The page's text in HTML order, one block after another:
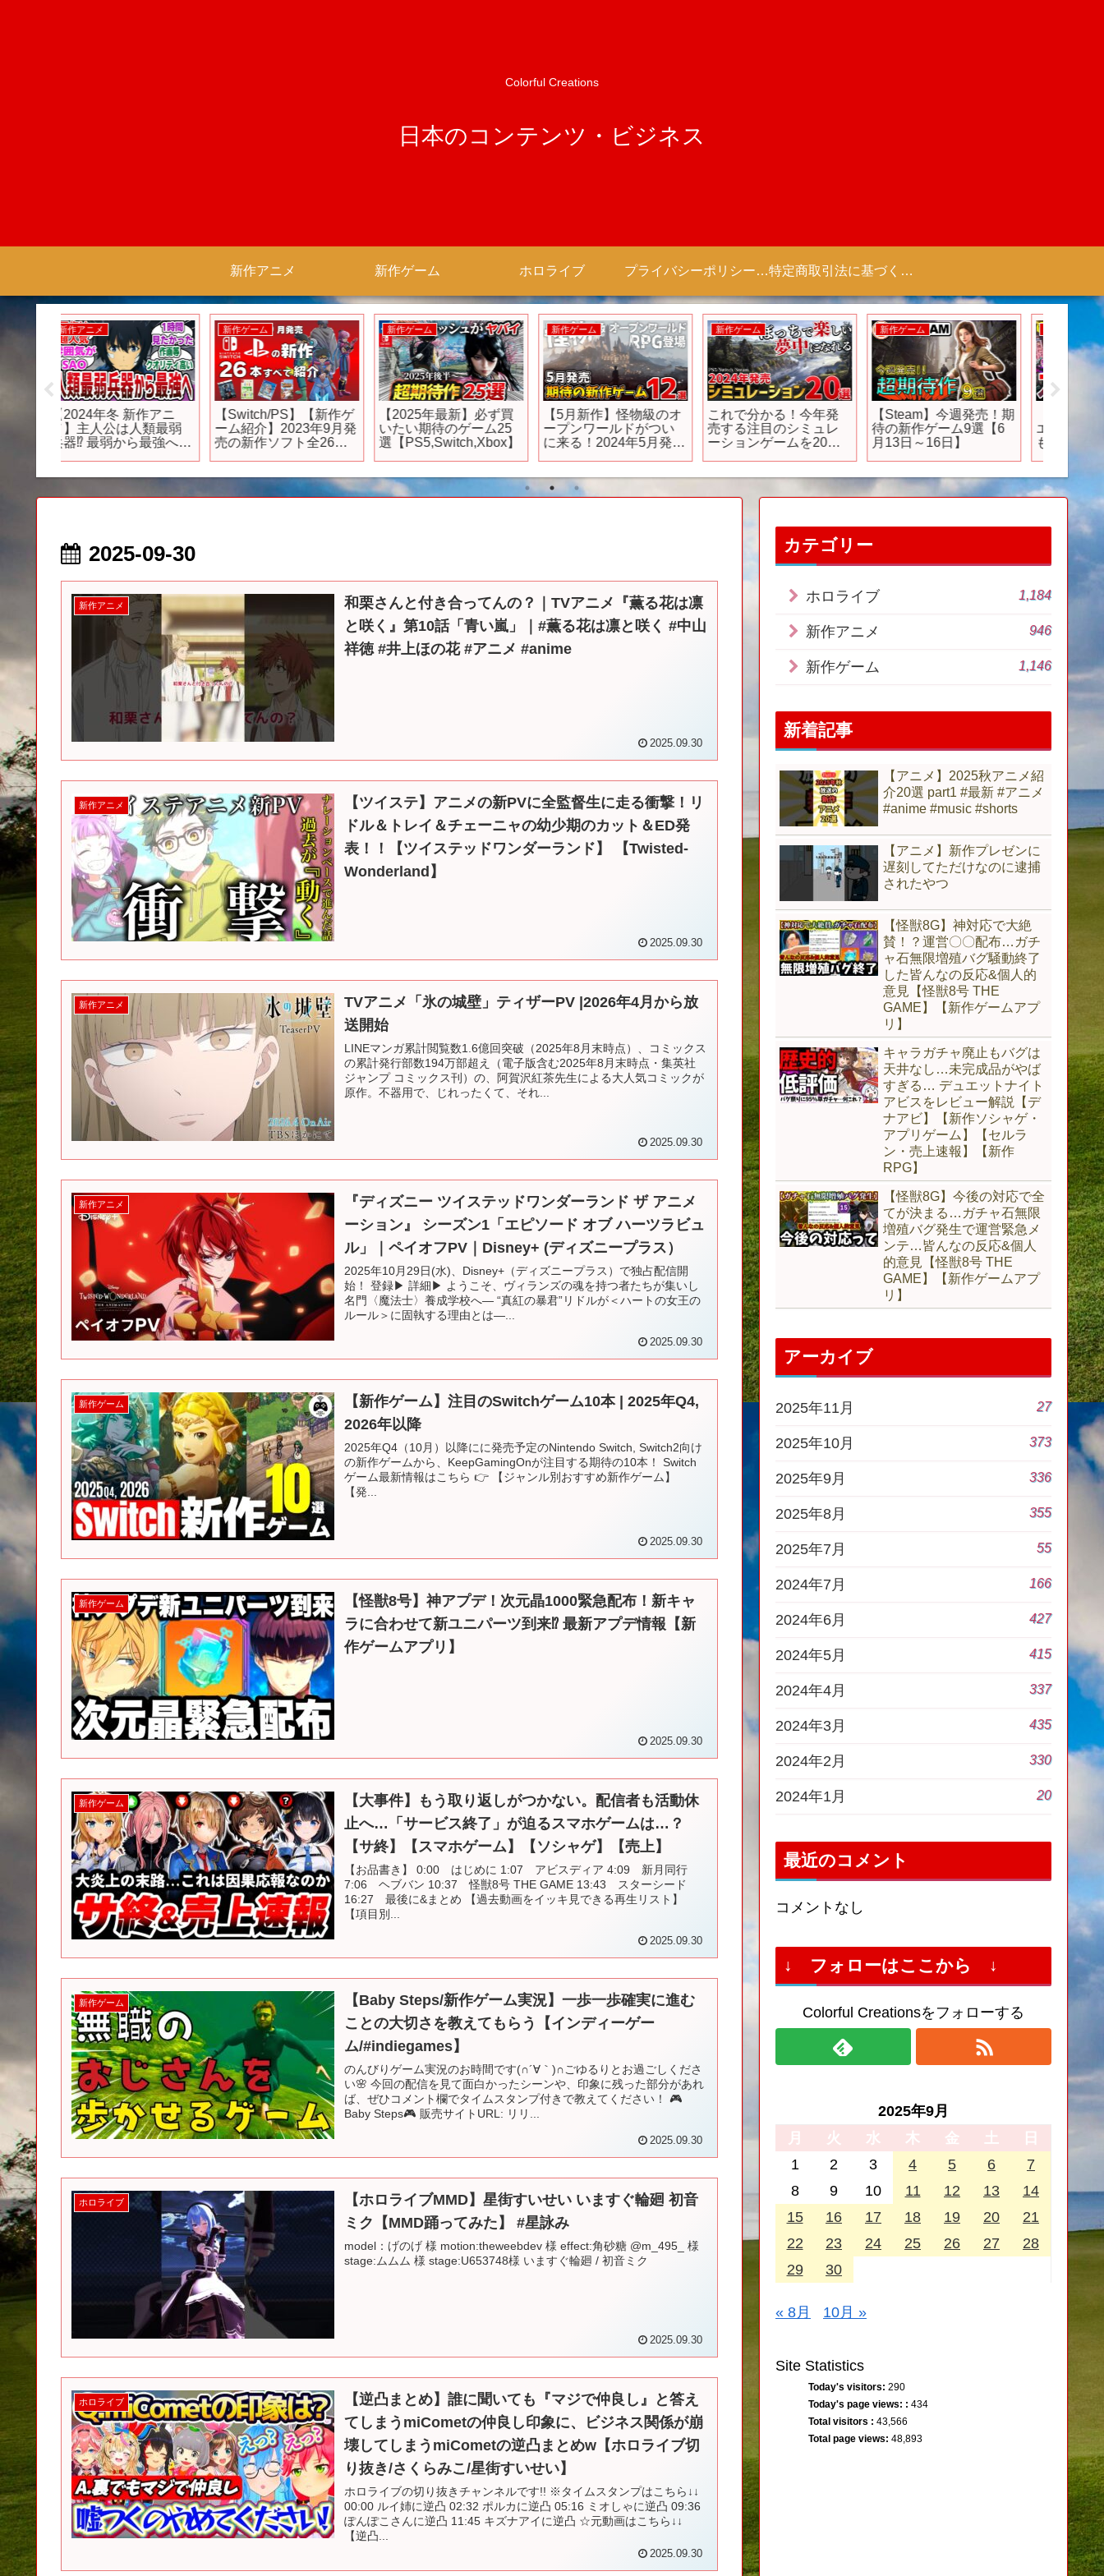
Colorful Creations
日本のコンテンツ・ビジネス
新作アニメ 新作ゲーム ホロライブ プライバシーポリシー 【Colorful Creation】 特定商取引法に基づく表記（商取引に関する開示）
新作ゲーム
【※辛口・失笑】スク
エニの最新作がとんで
もない特級呪物に【サ
新作アニメ
【公式_1話】TVアニメ
「新米オッサン冒険
者、最強パーティに死
新作アニメ
【ノンクレジットOP映
像】TVアニメ「じいさ
んばあさん若返る」｜
ちゃん」
新作アニメ
何でもBling-Bang-
Bang-Bornみたいに言う
やつ【アニメ】【コン
新作アニメ
TVアニメ「ヴァンパイ
ア男子寮」本PV【2024
年4月7日（日）より放
新作アニメ
アニメのあだ名がヤバ
すぎる【おすすめアニ
メ】【ブルーロック】
ムに関
2025-09-30
新作アニメ
和栗さんと付き合ってんの？｜TVアニメ『薫る花は凛
と咲く』第10話「青い嵐」｜#薫る花は凛と咲く #中山
祥徳 #井上ほの花 #アニメ #anime
2025.09.30
新作アニメ
【ツイステ】アニメの新PVに全監督生に走る衝撃！リ
ドル＆トレイ＆チェーニャの幼少期のカット＆ED発
表！！【ツイステッドワンダーランド】 【Twisted-
Wonderland】
2025.09.30
新作アニメ
TVアニメ「氷の城壁」ティザーPV |2026年4月から放
送開始
LINEマンガ累計閲覧数1.6億回突破（2025年8月末時点）、コミックス
の累計発行部数194万部超え（電子版含む2025年8月末時点・集英社
ジャンプ コミックス刊）の、阿賀沢紅茶先生による大人気コミックが
原作。不器用で、じれったくて、それ...
2025.09.30
新作アニメ
『ディズニー ツイステッドワンダーランド ザ アニメ
ーション』 シーズン1「エピソード オブ ハーツラビュ
ル」｜ペイオフPV｜Disney+ (ディズニープラス）
2025年10月29日(水)、Disney+（ディズニープラス）で独占配信開
始！ 登録▶︎ 詳細▶︎ ようこそ、ヴィランズの魂を持つ者たちが集いし
名門〈魔法士〉養成学校へ― “真紅の暴君”リドルが＜ハートの女王の
ルール＞に固執する理由とは―...
2025.09.30
新作ゲーム
【新作ゲーム】注目のSwitchゲーム10本 | 2025年Q4,
2026年以降
2025年Q4（10月）以降にに発売予定のNintendo Switch, Switch2向け
の新作ゲームから、KeepGamingOnが注目する期待の10本！ Switch
ゲーム最新情報はこちら 👉 【ジャンル別おすすめ新作ゲーム】
【発...
2025.09.30
新作ゲーム
【怪獣8号】神アプデ！次元晶1000緊急配布！新キャ
ラに合わせて新ユニパーツ到来⁉︎ 最新アプデ情報【新
作ゲームアプリ】
2025.09.30
新作ゲーム
【大事件】もう取り返しがつかない。配信者も活動休
止へ…「サービス終了」が迫るスマホゲームは…？
【サ終】【スマホゲーム】【ソシャゲ】【売上】
【お品書き】 0:00 はじめに 1:07 アビスディア 4:09 新月同行
7:06 ヘブバン 10:37 怪獣8号 THE GAME 13:43 スターシード
16:27 最後に&まとめ 【過去動画をイッキ見できる再生リスト】
【項目別...
2025.09.30
新作ゲーム
【Baby Steps/新作ゲーム実況】一歩一歩確実に進む
ことの大切さを教えてもらう【インディーゲー
ム/#indiegames】
のんびりゲーム実況のお時間です(∩´∀｀)∩ごゆるりとお過ごしくださ
い🌸 今回の配信を見て面白かったシーンや、印象に残った部分があれ
ば、ぜひコメント欄でタイムスタンプ付きで教えてください！ 🎮
Baby Steps🎮 販売サイトURL: リリ...
2025.09.30
ホロライブ
【ホロライブMMD】星街すいせい いますぐ輪廻 初音
ミク【MMD踊ってみた】 #星詠み
model：げのげ 様 motion:theweebdev 様 effect:角砂糖 @m_495_ 様
stage:ムムム 様 stage:U653748様 いますぐ輪廻 / 初音ミク
2025.09.30
ホロライブ
【逆凸まとめ】誰に聞いても『マジで仲良し』と答え
てしまうmiCometの仲良し印象に、ビジネス関係が崩
壊してしまうmiCometの逆凸まとめw【ホロライブ切
り抜き/さくらみこ/星街すいせい】
ホロライブの切り抜きチャンネルです!! ※タイムスタンプはこちら↓↓
00:00 ルイ姉に逆凸 02:32 ポルカに逆凸 05:16 ミオしゃに逆凸 09:36
ぽんぽこさんに逆凸 11:45 キズナアイに逆凸 ☆元動画はこちら↓↓
【逆凸...
2025.09.30
カテゴリー
ホロライブ 1,184
新作アニメ 946
新作ゲーム 1,146
新着記事
【アニメ】2025秋アニメ紹
介20選 part1 #最新 #アニメ
#anime #music #shorts
【アニメ】新作プレゼンに
遅刻してただけなのに逮捕
されたやつ
【怪獣8G】神対応で大絶
賛！？運営〇〇配布…ガチ
ャ石無限増殖バグ騒動終了
した皆んなの反応&個人的
意見【怪獣8号 THE
GAME】【新作ゲームアプ
リ】
キャラガチャ廃止もバグは
天井なし…未完成品がやば
すぎる… デュエットナイト
アビスをレビュー解説【デ
ナアビ】【新作ソシャゲ・
アプリゲーム】【セルラ
ン・売上速報】【新作
RPG】
【怪獣8G】今後の対応で全
てが決まる…ガチャ石無限
増殖バグ発生で運営緊急メ
ンテ…皆んなの反応&個人
的意見【怪獣8号 THE
GAME】【新作ゲームアプ
リ】
アーカイブ
2025年11月 27
2025年10月 373
2025年9月 336
2025年8月 355
2025年7月 55
2024年7月 166
2024年6月 427
2024年5月 415
2024年4月 337
2024年3月 435
2024年2月 330
2024年1月 20
最近のコメント
コメントなし
↓ フォローはここから ↓
Colorful Creationsをフォローする
2025年9月
月
火 水 木 金 土
日
1
2 3 4 5 6
7
8
9 10 11 12 13
14
15
16 17 18 19 20
21
22
23 24 25 26 27
28
29
30
« 8月 10月 »
Site Statistics
Today's visitors: 290
Today's page views: : 434
Total visitors : 43,566
Total page views: 48,893